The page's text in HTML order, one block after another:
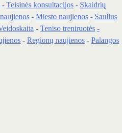
- Teisinės konsultacijos - Skaidrių
- Miesto naujienos - Saulius
- Teniso treniruotės -
- Regionų naujienos - Palangos